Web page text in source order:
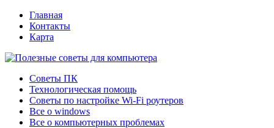
Главная
Контакты
Карта
Советы ПК
Технологическая помощь
Советы по настройке Wi-Fi роутеров
Все о windows
Все о компьютерных проблемах